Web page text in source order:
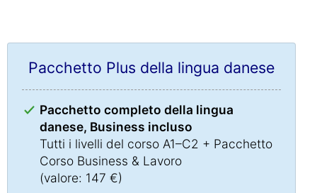
Pacchetto Plus della lingua danese
Pacchetto completo della lingua
danese, Business incluso
Tutti i livelli del corso A1–C2 + Pacchetto
Corso Business & Lavoro
(valore: 147 €)